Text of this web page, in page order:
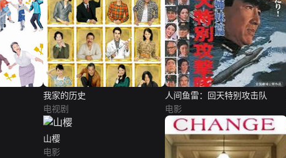
我家的历史
电视剧
人间鱼雷：回天特别攻击队
电影
山樱
电影